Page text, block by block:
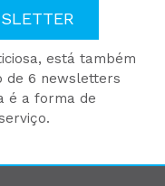
está também
de 6 newsletters
é a forma de